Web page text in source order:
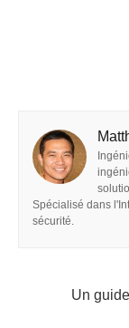
Spécialisé dans
sécurité.
Un